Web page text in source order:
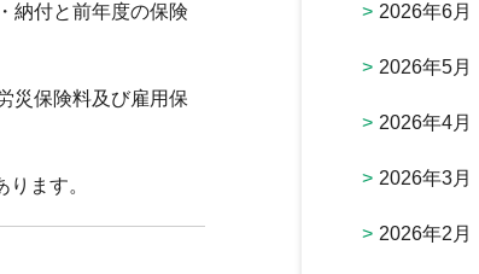
納付と前年度の保険
災保険料及び雇用保
ます。
2026年6月
2026年5月
2026年4月
2026年3月
2026年2月